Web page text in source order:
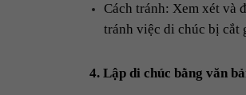
Cách tránh: Xem xét và
tránh việc di chúc bị cắt
4. Lập di chúc bằng văn